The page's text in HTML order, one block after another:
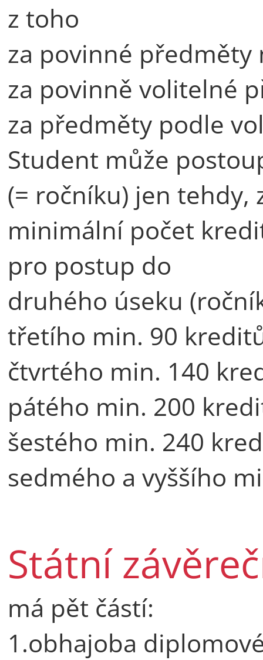
z toho
za povinné předměty
za povinně volitelné
za předměty podle
Student může
(= ročníku) jen tehdy,
minimální počet
pro postup do
druhého úseku
třetího min. 90
čtvrtého min. 140
pátého min. 200
šestého min. 240
sedmého a vyššího
Státní
má pět částí:
1.obhajoba